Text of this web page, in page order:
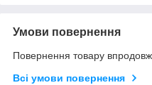
Умови повернення
Повернення товару
Всі умови повернення